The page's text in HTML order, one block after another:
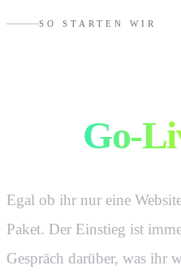
SO STARTEN WIR
Go-
Egal ob ihr nur eine
Paket. Der Einstieg ist
Gespräch darüber, was ihr